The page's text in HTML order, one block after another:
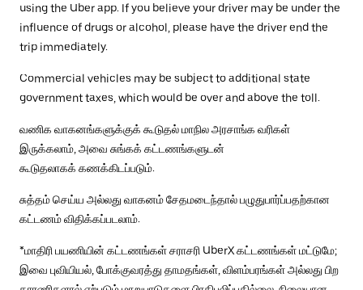
using the Uber app. If you believe your driver may be under the
influence of drugs or alcohol, please have the driver end the
trip immediately.
Commercial vehicles may be subject to additional state
government taxes, which would be over and above the toll.
வணிக வாகனங்களுக்குக் கூடுதல் மாநில அரசாங்க வரிகள்
இருக்கலாம், அவை சுங்கக் கட்டணங்களுடன்
கூடுதலாகக் கணக்கிடப்படும்.
சுத்தம் செய்ய அல்லது வாகனம் சேதமடைந்தால் பழுதுபார்ப்பதற்கான
கட்டணம் விதிக்கப்படலாம்.
*மாதிரி பயணியின் கட்டணங்கள் சராசரி UberX கட்டணங்கள் மட்டுமே;
இவை புவியியல், போக்குவரத்து தாமதங்கள், விளம்பரங்கள் அல்லது பிற